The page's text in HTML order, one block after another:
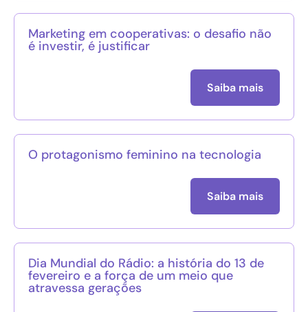
Marketing em cooperativas: o desafio não
é investir, é justificar
Saiba mais
O protagonismo feminino na tecnologia
Saiba mais
Dia Mundial do Rádio: a história do 13 de
fevereiro e a força de um meio que
atravessa gerações